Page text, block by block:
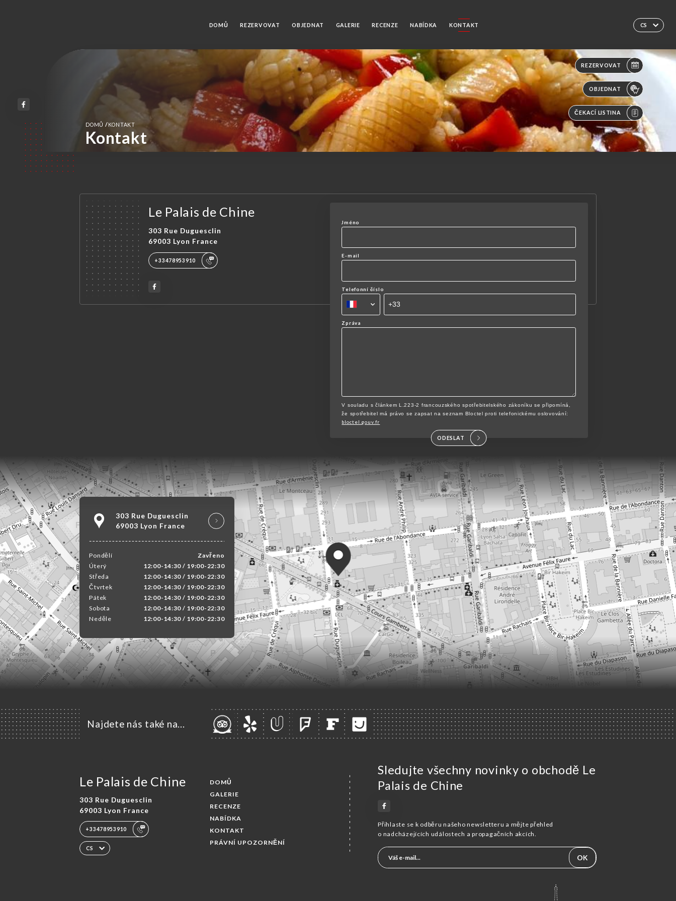
CS
DOMŮ REZERVOVAT OBJEDNAT GALERIE RECENZE NABÍDKA KONTAKT
REZERVOVAT
OBJEDNAT
ČEKACÍ LISTINA
DOMŮ / KONTAKT
Kontakt
Le Palais de Chine
303 Rue Duguesclin
69003 Lyon France
+33478953910
Jméno
E-mail
Telefonní číslo
Zpráva
V souladu s článkem L.223-2 francouzského spotřebitelského zákoníku se připomíná,
že spotřebitel má právo se zapsat na seznam Bloctel proti telefonickému oslovování:
bloctel.gouv.fr
ODESLAT
303 Rue Duguesclin
69003 Lyon France
Pondělí
Zavřeno
Úterý
12:00-14:30 / 19:00-22:30
Středa
12:00-14:30 / 19:00-22:30
Čtvrtek
12:00-14:30 / 19:00-22:30
Pátek
12:00-14:30 / 19:00-22:30
Sobota
12:00-14:30 / 19:00-22:30
Neděle
12:00-14:30 / 19:00-22:30
Najdete nás také na...
Le Palais de Chine
303 Rue Duguesclin
69003 Lyon France
+33478953910
CS
DOMŮ
GALERIE
RECENZE
NABÍDKA
KONTAKT
PRÁVNÍ UPOZORNĚNÍ
Sledujte všechny novinky o obchodě Le
Palais de Chine
Přihlaste se k odběru našeho newsletteru a mějte přehled
o nadcházejících událostech a propagačních akcích.
OK